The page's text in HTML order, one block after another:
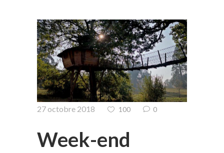
27 octobre 2018 100 0
Week-end